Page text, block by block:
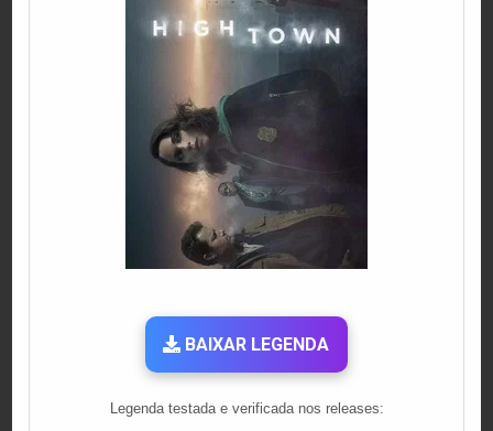
BAIXAR LEGENDA
Legenda testada e verificada nos releases: